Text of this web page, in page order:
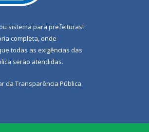
ou sistema para prefeituras!
completa, onde
todas as exigências das
serão atendidas.
da Transparência Pública